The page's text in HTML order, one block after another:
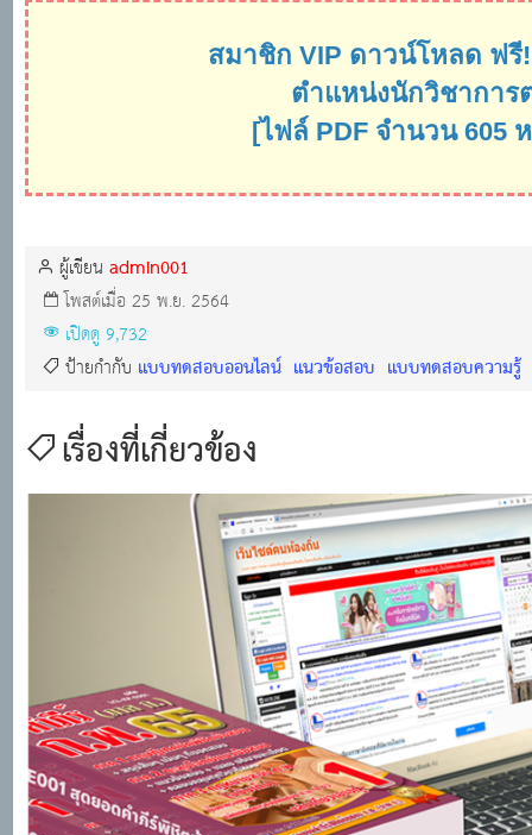
สมาชิก VIP ดาวน์โหลด ฟรี
ตำแหน่งนักวิชาการ
[ไฟล์ PDF จำนวน 605
ผู้เขียนadmin001
โพสต์เมื่อ 25 พ.ย. 2564
เปิดดู 9,732
ป้ายกำกับ แบบทดสอบออนไลน์ แนวข้อสอบ แบบทดสอบความรู้
เรื่องที่เกี่ยวข้อง